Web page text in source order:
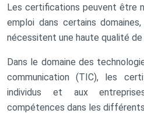
Les certifications peuvent être
emploi dans certains
nécessitent une haute qualité
Dans le domaine des
communication (TIC), les
individus et aux
compétences dans les